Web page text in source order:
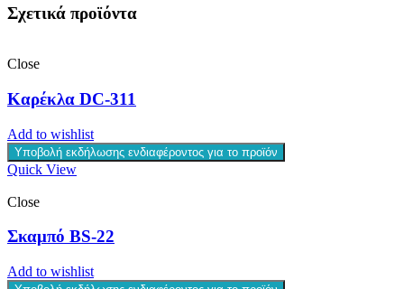
Σχετικά προϊόντα
Close
Καρέκλα DC-311
Add to wishlist
Υποβολή εκδήλωσης ενδιαφέροντος για το προϊόν
Quick View
Close
Σκαμπό BS-22
Add to wishlist